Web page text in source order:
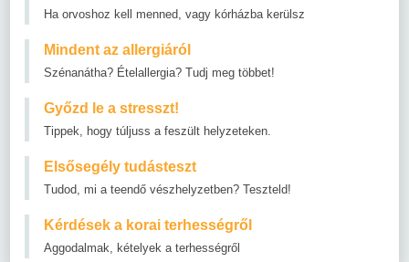
Ha orvoshoz kell menned, vagy kórházba kerülsz
Mindent az allergiáról
Szénanátha? Ételallergia? Tudj meg többet!
Győzd le a stresszt!
Tippek, hogy túljuss a feszült helyzeteken.
Elsősegély tudásteszt
Tudod, mi a teendő vészhelyzetben? Teszteld!
Kérdések a korai terhességről
Aggodalmak, kételyek a terhességről